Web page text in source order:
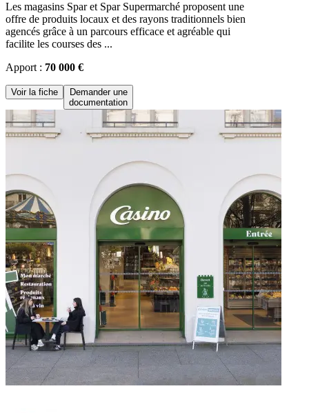
Les magasins Spar et Spar Supermarché proposent une
offre de produits locaux et des rayons traditionnels bien
agencés grâce à un parcours efficace et agréable qui
facilite les courses des ...
Apport : 70 000 €
Voir la fiche
Demander une
documentation